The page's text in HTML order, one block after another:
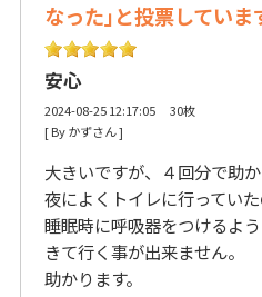
なった｣と投票していま
安心
2024-08-25 12:17:05 30枚
[ By かずさん ]
大きいですが、４回分で助か
夜によくトイレに行っていた
睡眠時に呼吸器をつけるよ
きて行く事が出来ません。
助かります。